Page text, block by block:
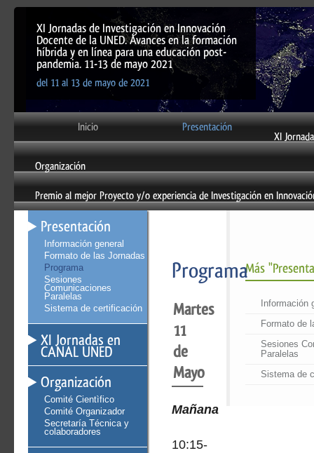
XI Jornadas de Investigación en Innovación
Docente de la UNED. Avances en la formación
híbrida y en línea para una educación post-
pandemia. 11-13 de mayo 2021
del 11 al 13 de mayo de 2021
Inicio Presentación
XI
Organización
Premio al mejor Proyecto y/o experiencia de Investigación en
Más
Información
Formato de
Sesiones
Paralelas
Sistema de
Presentación
Información general
Formato de las Jornadas
Programa
Sesiones
Comunicaciones
Paralelas
Sistema de certificación
XI Jornadas en
CANAL UNED
Organización
Comité Cientìfico
Comité Organizador
Secretaría Técnica y
colaboradores
Programa
Martes
11
de
Mayo
Mañana
10:15-